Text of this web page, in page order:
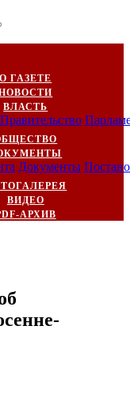
О ГАЗЕТЕ
ВЛАСТЬ
Правительство
Документы
ВИДЕО
АРХИВ